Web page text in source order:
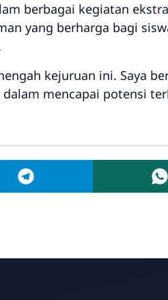
berbagai kegiatan
yang berharga bagi
kejuruan ini. Saya
mencapai potensi